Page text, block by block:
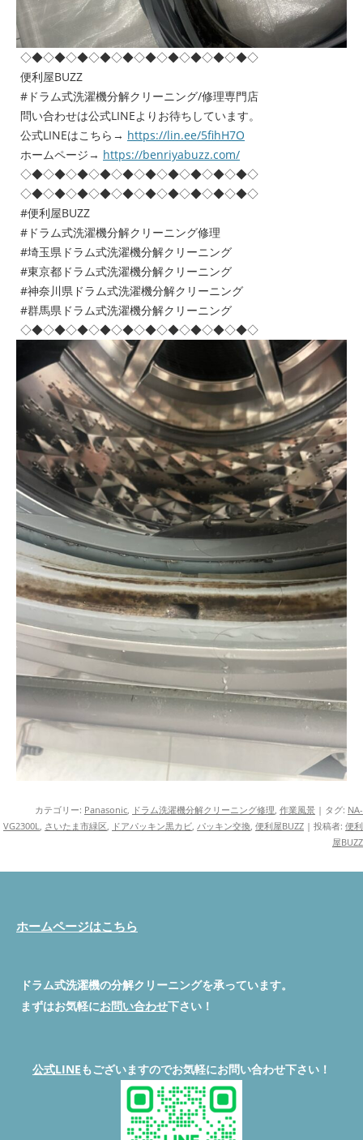
◇◆◇◆◇◆◇◆◇◆◇◆◇◆◇◆◇◆◇◆◇
便利屋BUZZ
#ドラム式洗濯機分解クリーニング/修理専門店
問い合わせは公式LINEよりお待ちしています。
公式LINEはこちら→ https://lin.ee/5fihH7O
ホームページ→ https://benriyabuzz.com/
◇◆◇◆◇◆◇◆◇◆◇◆◇◆◇◆◇◆◇◆◇
◇◆◇◆◇◆◇◆◇◆◇◆◇◆◇◆◇◆◇◆◇
#便利屋BUZZ
#ドラム式洗濯機分解クリーニング修理
#埼玉県ドラム式洗濯機分解クリーニング
#東京都ドラム式洗濯機分解クリーニング
#神奈川県ドラム式洗濯機分解クリーニング
#群馬県ドラム式洗濯機分解クリーニング
◇◆◇◆◇◆◇◆◇◆◇◆◇◆◇◆◇◆◇◆◇
カテゴリー: Panasonic, ドラム洗濯機分解クリーニング修理, 作業風景 | タグ: NA-
VG2300L, さいたま市緑区, ドアパッキン黒カビ, パッキン交換, 便利屋BUZZ | 投稿者: 便利
屋BUZZ
ホームページはこちら
ドラム式洗濯機の分解クリーニングを承っています。
まずはお気軽にお問い合わせ下さい！
公式LINEもございますのでお気軽にお問い合わせ下さい！